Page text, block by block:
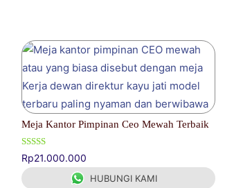
Meja Kantor Pimpinan Ceo Mewah Terbaik
Dinilai
5.00
dari 5
Rp21.000.000
HUBUNGI KAMI